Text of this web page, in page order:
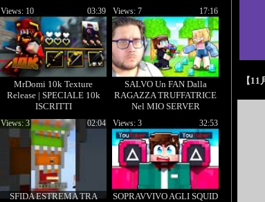
MrDomi 10k Texture
Release | SPECIALE 10k
ISCRITTI
03:39
Views: 10
SALVO Un FAN Dalla
RAGAZZA TRUFFATRICE
Nel MIO SERVER
MINECRAFT
17:16
Views: 7
SFIDA ESTREMA TRA
02:04
Views: 3
SOPRAVVIVO AGLI SQUID
32:53
Views: 3
【